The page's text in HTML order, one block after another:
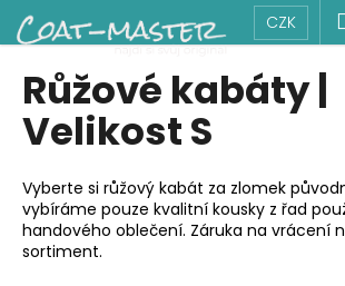
Přejít
na
obsah
CZK
Růžové kabáty |
Velikost S
Vyberte si růžový kabát za zlomek
vybíráme pouze kvalitní kousky z řad
handového oblečení. Záruka na vrácení
sortiment.
o
C
o
p
o
t
ř